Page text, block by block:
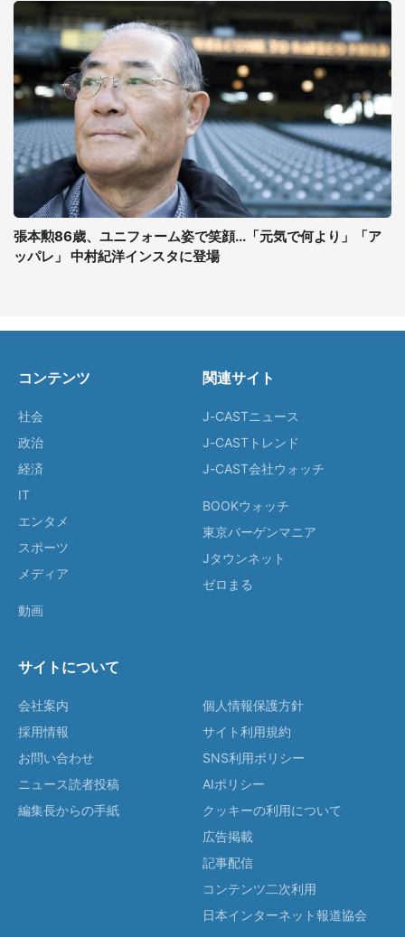
張本勲86歳、ユニフォーム姿で笑顔...「元気で何より」「ア
ッパレ」 中村紀洋インスタに登場
コンテンツ
社会
政治
経済
IT
エンタメ
スポーツ
メディア
動画
関連サイト
J-CASTニュース
J-CASTトレンド
J-CAST会社ウォッチ
BOOKウォッチ
東京バーゲンマニア
Jタウンネット
ゼロまる
サイトについて
会社案内
採用情報
お問い合わせ
ニュース読者投稿
編集長からの手紙
個人情報保護方針
サイト利用規約
SNS利用ポリシー
AIポリシー
クッキーの利用について
広告掲載
記事配信
コンテンツ二次利用
日本インターネット報道協会